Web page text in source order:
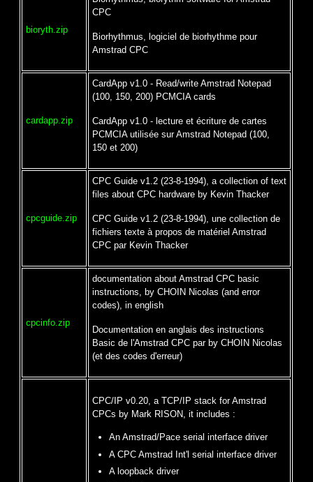
bioryth.zip
CPC
Biorhythmus, logiciel de biorhythme pour
Amstrad CPC
cardapp.zip
CardApp v1.0 - Read/write Amstrad Notepad
(100, 150, 200) PCMCIA cards
CardApp v1.0 - lecture et écriture de cartes
PCMCIA utilisée sur Amstrad Notepad (100,
150 et 200)
cpcguide.zip
CPC Guide v1.2 (23-8-1994), a collection of text
files about CPC hardware by Kevin Thacker
CPC Guide v1.2 (23-8-1994), une collection de
fichiers texte à propos de matériel Amstrad
CPC par Kevin Thacker
cpcinfo.zip
documentation about Amstrad CPC basic
instructions, by CHOIN Nicolas (and error
codes), in english
Documentation en anglais des instructions
Basic de l'Amstrad CPC par by CHOIN Nicolas
(et des codes d'erreur)
CPC/IP v0.20, a TCP/IP stack for Amstrad
CPCs by Mark RISON, it includes :
An Amstrad/Pace serial interface driver
A CPC Amstrad Int'l serial interface driver
A loopback driver